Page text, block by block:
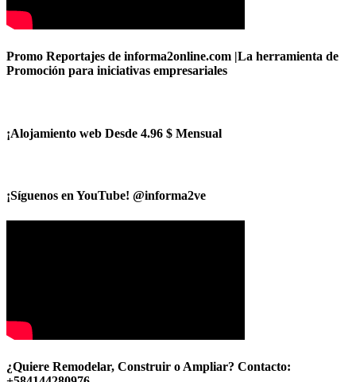
Promo Reportajes de informa2online.com |La herramienta de
Promoción para iniciativas empresariales
¡Alojamiento web Desde 4.96 $ Mensual
¡Síguenos en YouTube! @informa2ve
¿Quiere Remodelar, Construir o Ampliar? Contacto: